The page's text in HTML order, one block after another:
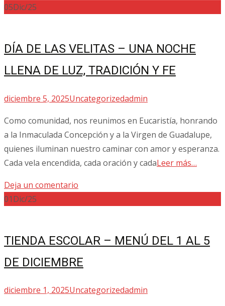
05Dic/25
DÍA DE LAS VELITAS – UNA NOCHE
LLENA DE LUZ, TRADICIÓN Y FE
diciembre 5, 2025Uncategorizedadmin
Como comunidad, nos reunimos en Eucaristía, honrando
a la Inmaculada Concepción y a la Virgen de Guadalupe,
quienes iluminan nuestro caminar con amor y esperanza.
Cada vela encendida, cada oración y cadaLeer más…
Deja un comentario
01Dic/25
TIENDA ESCOLAR – MENÚ DEL 1 AL 5
DE DICIEMBRE
diciembre 1, 2025Uncategorizedadmin